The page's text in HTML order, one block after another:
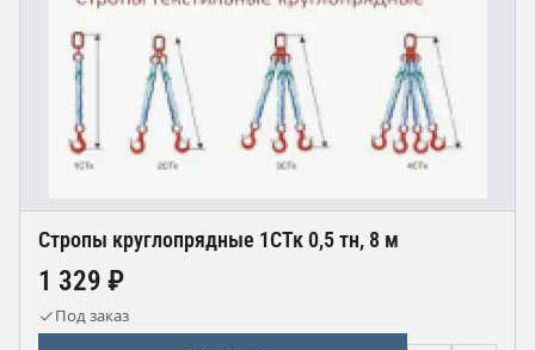
Стропы круглопрядные 1СТк 0,5 тн, 8 м
1 329 ₽
Под заказ